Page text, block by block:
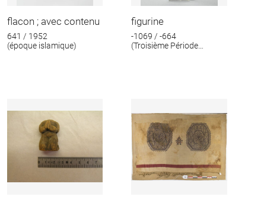
flacon ; avec contenu
641 / 1952
(époque islamique)
figurine
-1069 / -664
(Troisième Période